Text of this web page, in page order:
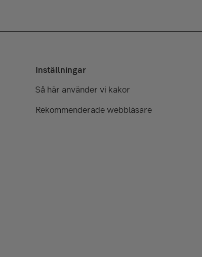
Inställningar
Så här använder vi kakor
Rekommenderade webbläsare